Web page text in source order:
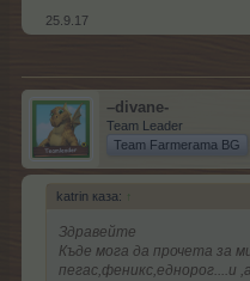
25.9.17
–divane-
Team Leader
Team Farmerama BG
katrin каза: ↑
Здравейте
Къде мога да прочета за
пегас,феникс,еднорог....и